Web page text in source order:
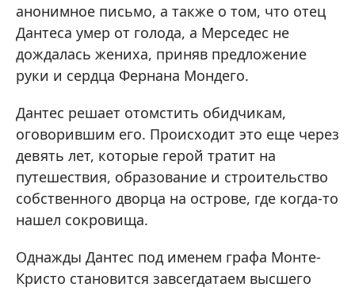
анонимное письмо, а также о том, что отец
Дантеса умер от голода, а Мерседес не
дождалась жениха, приняв предложение
руки и сердца Фернана Мондего.
Дантес решает отомстить обидчикам,
оговорившим его. Происходит это еще через
девять лет, которые герой тратит на
путешествия, образование и строительство
собственного дворца на острове, где когда-то
нашел сокровища.
Однажды Дантес под именем графа Монте-
Кристо становится завсегдатаем высшего